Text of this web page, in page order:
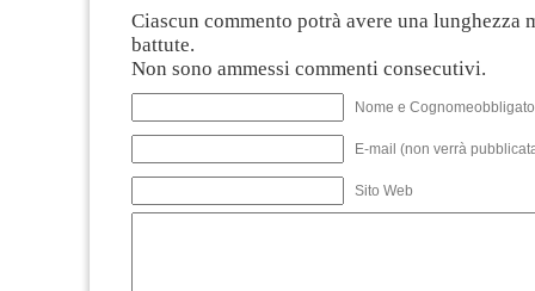
Ciascun commento potrà avere una lunghezza
battute.
Non sono ammessi commenti consecutivi.
Nome e
E-mail (non verrà
Sito Web